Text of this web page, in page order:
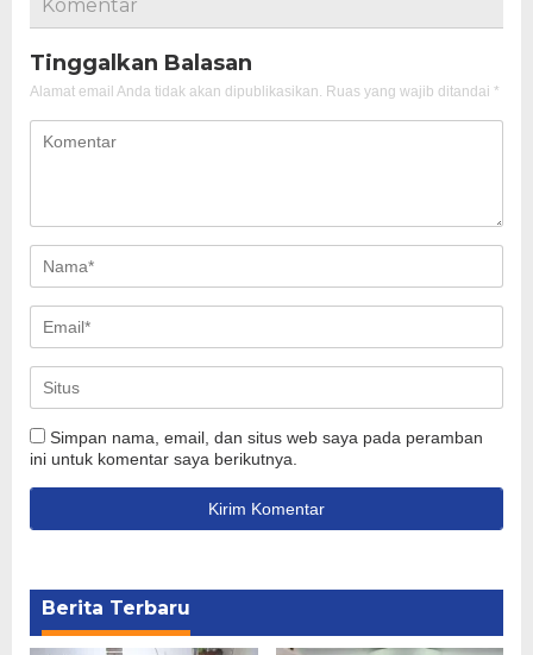
Komentar
Tinggalkan Balasan
Alamat email Anda tidak akan dipublikasikan. Ruas yang wajib ditandai *
Simpan nama, email, dan situs web saya pada peramban
ini untuk komentar saya berikutnya.
Berita Terbaru